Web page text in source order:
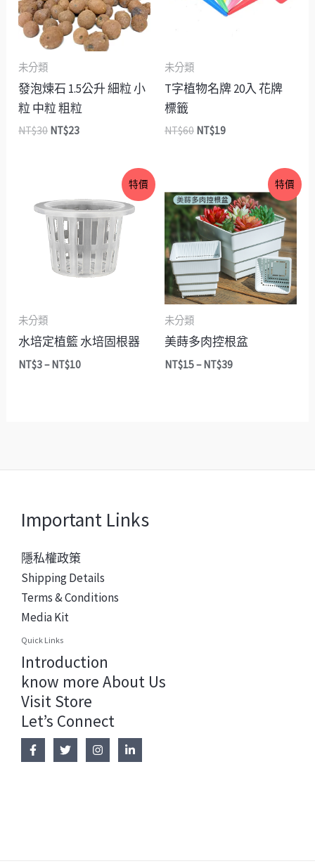
未分類
發泡煉石 1.5公升 細粒 小
粒 中粒 粗粒
NT$30 NT$23
未分類
T字植物名牌 20入 花牌
標籤
NT$60 NT$19
特價
未分類
水培定植籃 水培固根器
NT$3– NT$10
範
圍：
NT$3
到
NT$10
特價
未分類
美蒔多肉控根盆
NT$15– NT$39
格
範
圍：
NT$15
到
NT$39
Important Links
隱私權政策
Shipping Details
Terms & Conditions
Media Kit
Quick Links
Introduction
know more About Us
Visit Store
Let’s Connect